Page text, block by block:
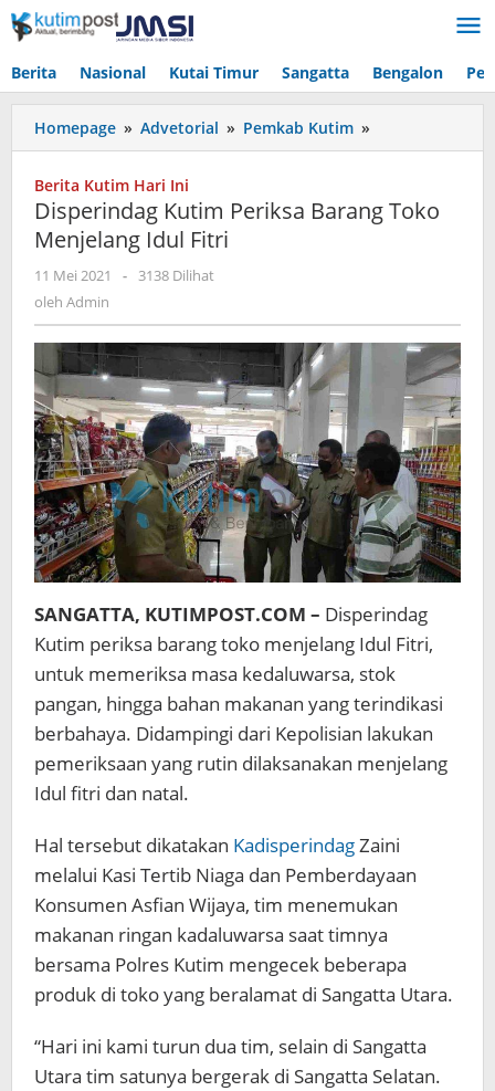
Lewati
ke
Berita Nasional Kutai Timur Sangatta Bengalon
Homepage » Advetorial » Pemkab Kutim »
Kutim
Toko
Berita Kutim Hari Ini
Disperindag Kutim Periksa Barang Toko
Menjelang Idul Fitri
11 Mei 2021
oleh
- 3138 Dilihat
oleh Admin
SANGATTA, KUTIMPOST.COM – Disperindag
Kutim periksa barang toko menjelang Idul Fitri,
untuk memeriksa masa kedaluwarsa, stok
pangan, hingga bahan makanan yang terindikasi
berbahaya. Didampingi dari Kepolisian lakukan
pemeriksaan yang rutin dilaksanakan menjelang
Idul fitri dan natal.
Hal tersebut dikatakan KadisperindagZaini
melalui Kasi Tertib Niaga dan Pemberdayaan
Konsumen Asfian Wijaya, tim menemukan
makanan ringan kadaluwarsa saat timnya
bersama Polres Kutim mengecek beberapa
produk di toko yang beralamat di Sangatta Utara.
“Hari ini kami turun dua tim, selain di Sangatta
Utara tim satunya bergerak di Sangatta Selatan.